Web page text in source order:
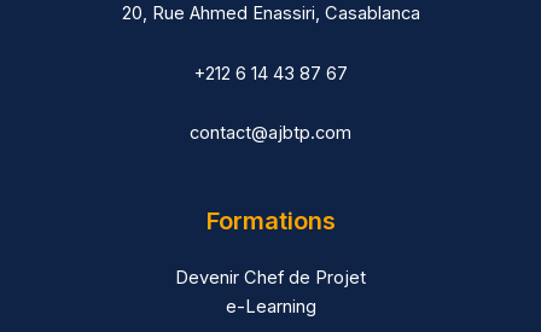
20, Rue Ahmed Enassiri, Casablanca
+212 6 14 43 87 67
contact@ajbtp.com
Formations
Devenir Chef de Projet
e-Learning